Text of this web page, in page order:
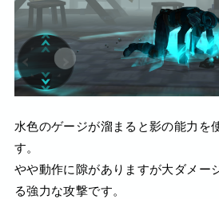
水色のゲージが溜まると影の能力を
す。
やや動作に隙がありますが大ダメー
る強力な攻撃です。